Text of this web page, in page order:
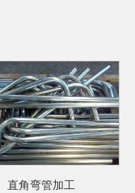
直角弯管加工